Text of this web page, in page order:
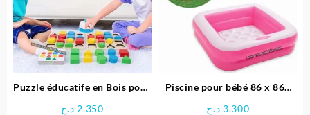
Puzzle éducatife en Bois pour
2.350 د.ج
Piscine pour bébé 86 x 86x
3.300 د.ج